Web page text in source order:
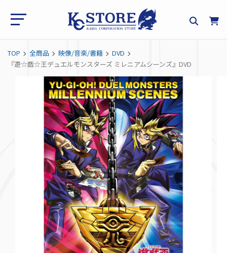
TOP 全商品 映像/音楽/書籍
DVD
『遊☆戯☆王デュエルモンスターズ ミレニアムシーンズ』DVD